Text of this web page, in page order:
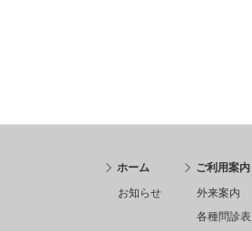
ホーム
お知らせ
ご利用案内
外来案内
各種問診表